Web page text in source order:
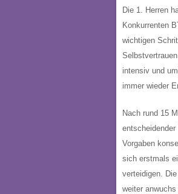
Die 1. Herren
Konkurrenten
wichtigen
intensiv und
immer wieder
Nach rund 15
Vorgaben
sich erstmals
verteidigen.
weiter